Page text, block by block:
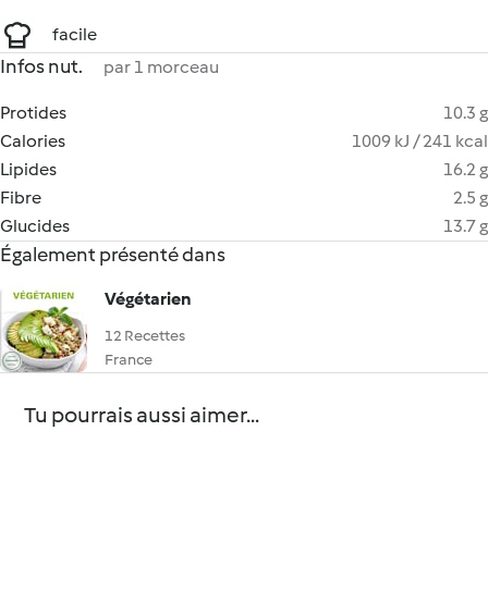
facile
Infos nut. par 1 morceau
Protides
10.3 g
Calories
1009 kJ / 241 kcal
Lipides
16.2 g
Fibre
2.5 g
Glucides
13.7 g
Également présenté dans
Végétarien
12 Recettes
France
Tu pourrais aussi aimer...